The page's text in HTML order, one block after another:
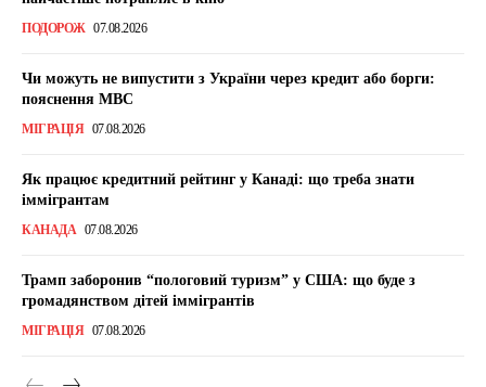
ПОДОРОЖ 07.08.2026
Чи можуть не випустити з України через кредит або борги:
пояснення МВС
МІГРАЦІЯ 07.08.2026
Як працює кредитний рейтинг у Канаді: що треба знати
іммігрантам
КАНАДА 07.08.2026
Трамп заборонив “пологовий туризм” у США: що буде з
громадянством дітей іммігрантів
МІГРАЦІЯ 07.08.2026